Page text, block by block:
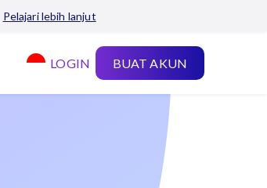
Pelajari lebih lanjut
LOGIN BUAT AKUN